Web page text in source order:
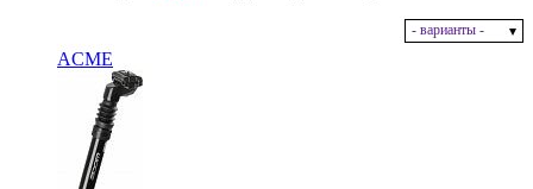
- варианты -
ACME